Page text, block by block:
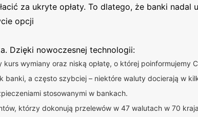
za ukryte opłaty. To dlatego, że banki nadal
opcji
Dzięki nowoczesnej technologii:
wymiany oraz niską opłatę, o której poinformujemy
banki, a często szybciej – niektóre waluty docierają w
stosowanymi w bankach.
którzy dokonują przelewów w 47 walutach w 70